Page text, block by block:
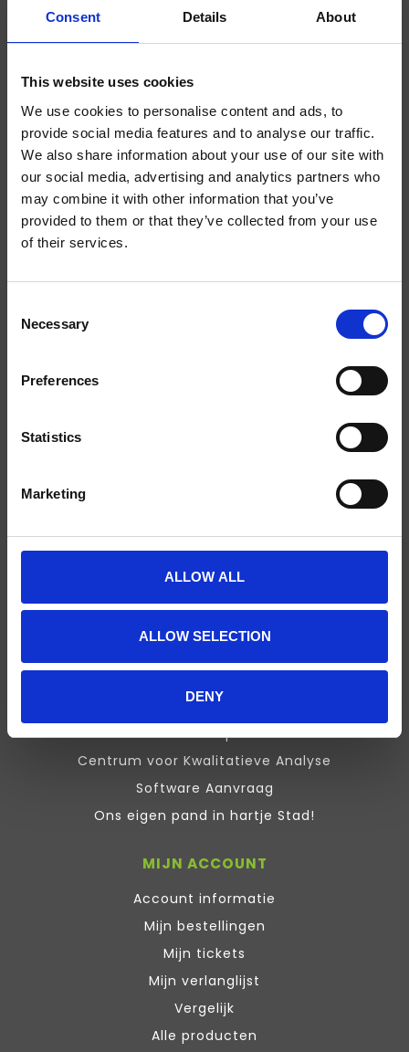
Consent Details About
This website uses cookies
We use cookies to personalise content and ads, to
provide social media features and to analyse our traffic.
We also share information about your use of our site with
our social media, advertising and analytics partners who
may combine it with other information that you’ve
provided to them or that they’ve collected from your use
of their services.
Selection
Necessary
Preferences
Statistics
Marketing
ALLOW ALL
ALLOW SELECTION
DENY
ABONNEER JE OP ONZE NIEUWSBRIEF
SCIENCE PLUS GROUP BV
Visserstraat 27
9712 CS
0505791270
Design Expert
Stata
Service en Support
Sitemap
Centrum voor Kwalitatieve Analyse
Software Aanvraag
Ons eigen pand in hartje Stad!
MIJN ACCOUNT
Account informatie
Mijn bestellingen
Mijn tickets
Mijn verlanglijst
Vergelijk
Alle producten